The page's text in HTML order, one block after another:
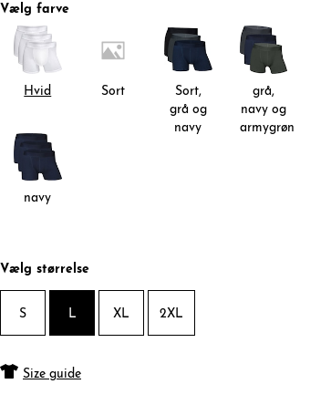
Vælg farve
Hvid Sort
Sort,
grå og
navy
grå,
navy og
armygrøn
navy
Vælg størrelse
S L XL 2XL
Size guide